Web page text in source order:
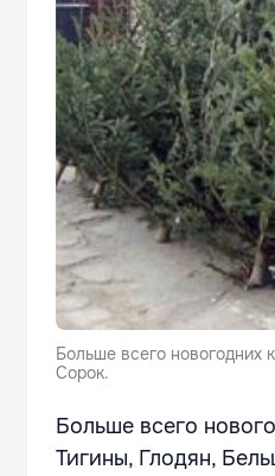
Больше всего новогодних
Сорок.
Больше всего
Тигины, Глодян,